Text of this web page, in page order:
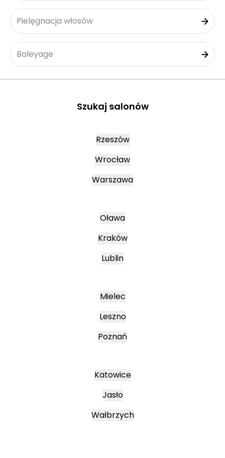
Pielęgnacja włosów
Baleyage
Szukaj salonów
Rzeszów
Wrocław
Warszawa
Oława
Kraków
Lublin
Mielec
Leszno
Poznań
Katowice
Jasło
Wałbrzych